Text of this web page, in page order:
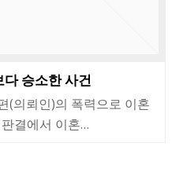
승소한 사건
(의뢰인)의 폭력으로 이혼
결에서 이혼…